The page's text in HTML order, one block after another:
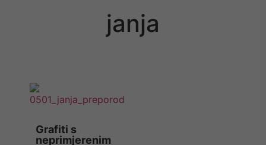
janja
Grafiti s
neprimjerenim